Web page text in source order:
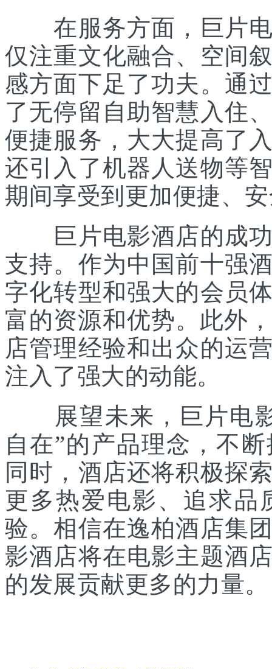
在服务方面，巨片电
仅注重文化融合、空间
感方面下足了功夫。通
了无停留自助智慧入住
便捷服务，大大提高了
还引入了机器人送物等
期间享受到更加便捷、
巨片电影酒店的成功
支持。作为中国前十强
字化转型和强大的会员
富的资源和优势。此外
店管理经验和出众的运
注入了强大的动能。
展望未来，巨片电影
自在”的产品理念，不
同时，酒店还将积极探
更多热爱电影、追求品
验。相信在逸柏酒店集
影酒店将在电影主题酒
的发展贡献更多的力量。